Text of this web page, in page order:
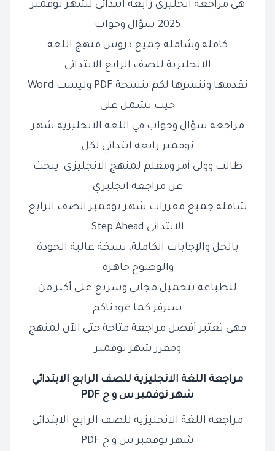
هي مراجعة انجليزي رابعة ابتدائي لشهر نوفمبر
2025 سؤال وجواب
كاملة وشاملة جميع دروس منهج اللغة
الانجليزية للصف الرابع الابتدائي
نقدمها وننشرها لكم بنسخة PDF وليست Word
حيث تشمل على
مراجعة سؤال وجواب في اللغة الانجليزية شهر
نوفمبر رابعه ابتدائي لكل
طالب وولي أمر ومعلم لمنهج الانجليزي يبحث
عن مراجعة انجليزي
شاملة جميع مقررات شهر نوفمبر الصف الرابع
الابتدائي Step Ahead
بالحل والإجابات الكاملة، نسخة عالية الجودة
والوضوح جاهزة
للطباعة بتحميل مجاني وسريع على أكثر من
سيرفر كما عودناكم
فهي تعتبر أفضل مراجعة متاحة حتى الآن لمنهج
ومقرر شهر نوفمبر
مراجعة اللغة الانجليزية للصف الرابع الابتدائي
شهر نوفمبر س و ج PDF
مراجعة اللغة الانجليزية للصف الرابع الابتدائي
شهر نوفمبر س و ج PDF